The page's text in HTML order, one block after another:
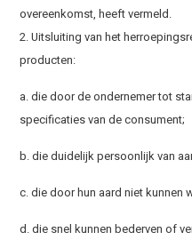
overeenkomst, heeft vermeld.
2. Uitsluiting van het
producten:
a. die door de ondernemer tot
specificaties van de consument;
b. die duidelijk persoonlijk van
c. die door hun aard niet kunnen
d. die snel kunnen bederven of